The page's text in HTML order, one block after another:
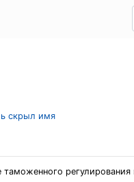
скрыл имя